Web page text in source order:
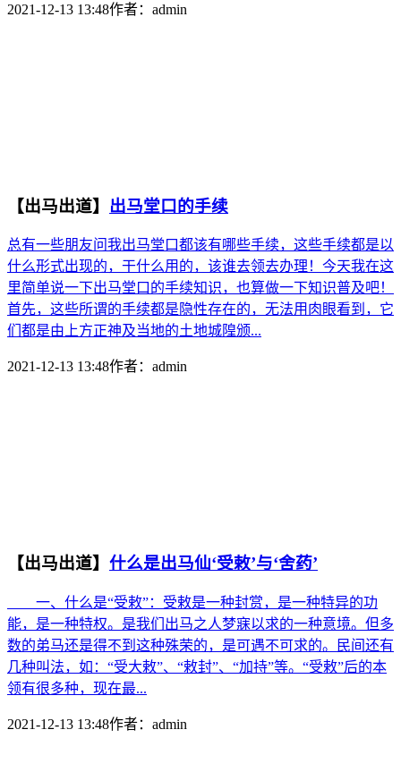
2021-12-13 13:48作者： admin
【出马出道】 出马堂口的手续
总有一些朋友问我出马堂口都该有哪些手续，这些手续都是以
什么形式出现的，干什么用的，该谁去领去办理！今天我在这
里简单说一下出马堂口的手续知识，也算做一下知识普及吧！
首先，这些所谓的手续都是隐性存在的，无法用肉眼看到，它
们都是由上方正神及当地的土地城隍颁...
2021-12-13 13:48作者： admin
【出马出道】 什么是出马仙‘受敕’与‘舍药’
一、什么是“受敕”：受敕是一种封赏，是一种特异的功
能，是一种特权。是我们出马之人梦寐以求的一种意境。但多
数的弟马还是得不到这种殊荣的，是可遇不可求的。民间还有
几种叫法，如：“受大敕”、“敕封”、“加持”等。“受敕”后的本
领有很多种，现在最...
2021-12-13 13:48作者： admin